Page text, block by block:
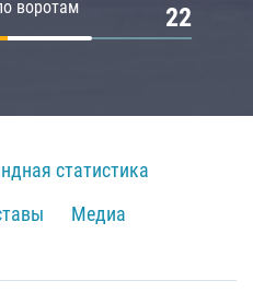
воротам 22
статистика
Медиа